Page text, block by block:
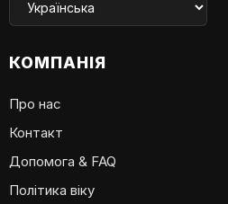
КОМПАНІЯ
Про нас
Контакт
Допомога & FAQ
Політика віку